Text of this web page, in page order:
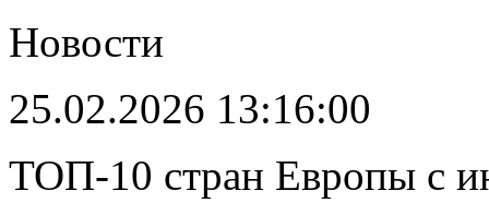
Новости
25.02.2026 13:16:00
ТОП-10 стран Европы с